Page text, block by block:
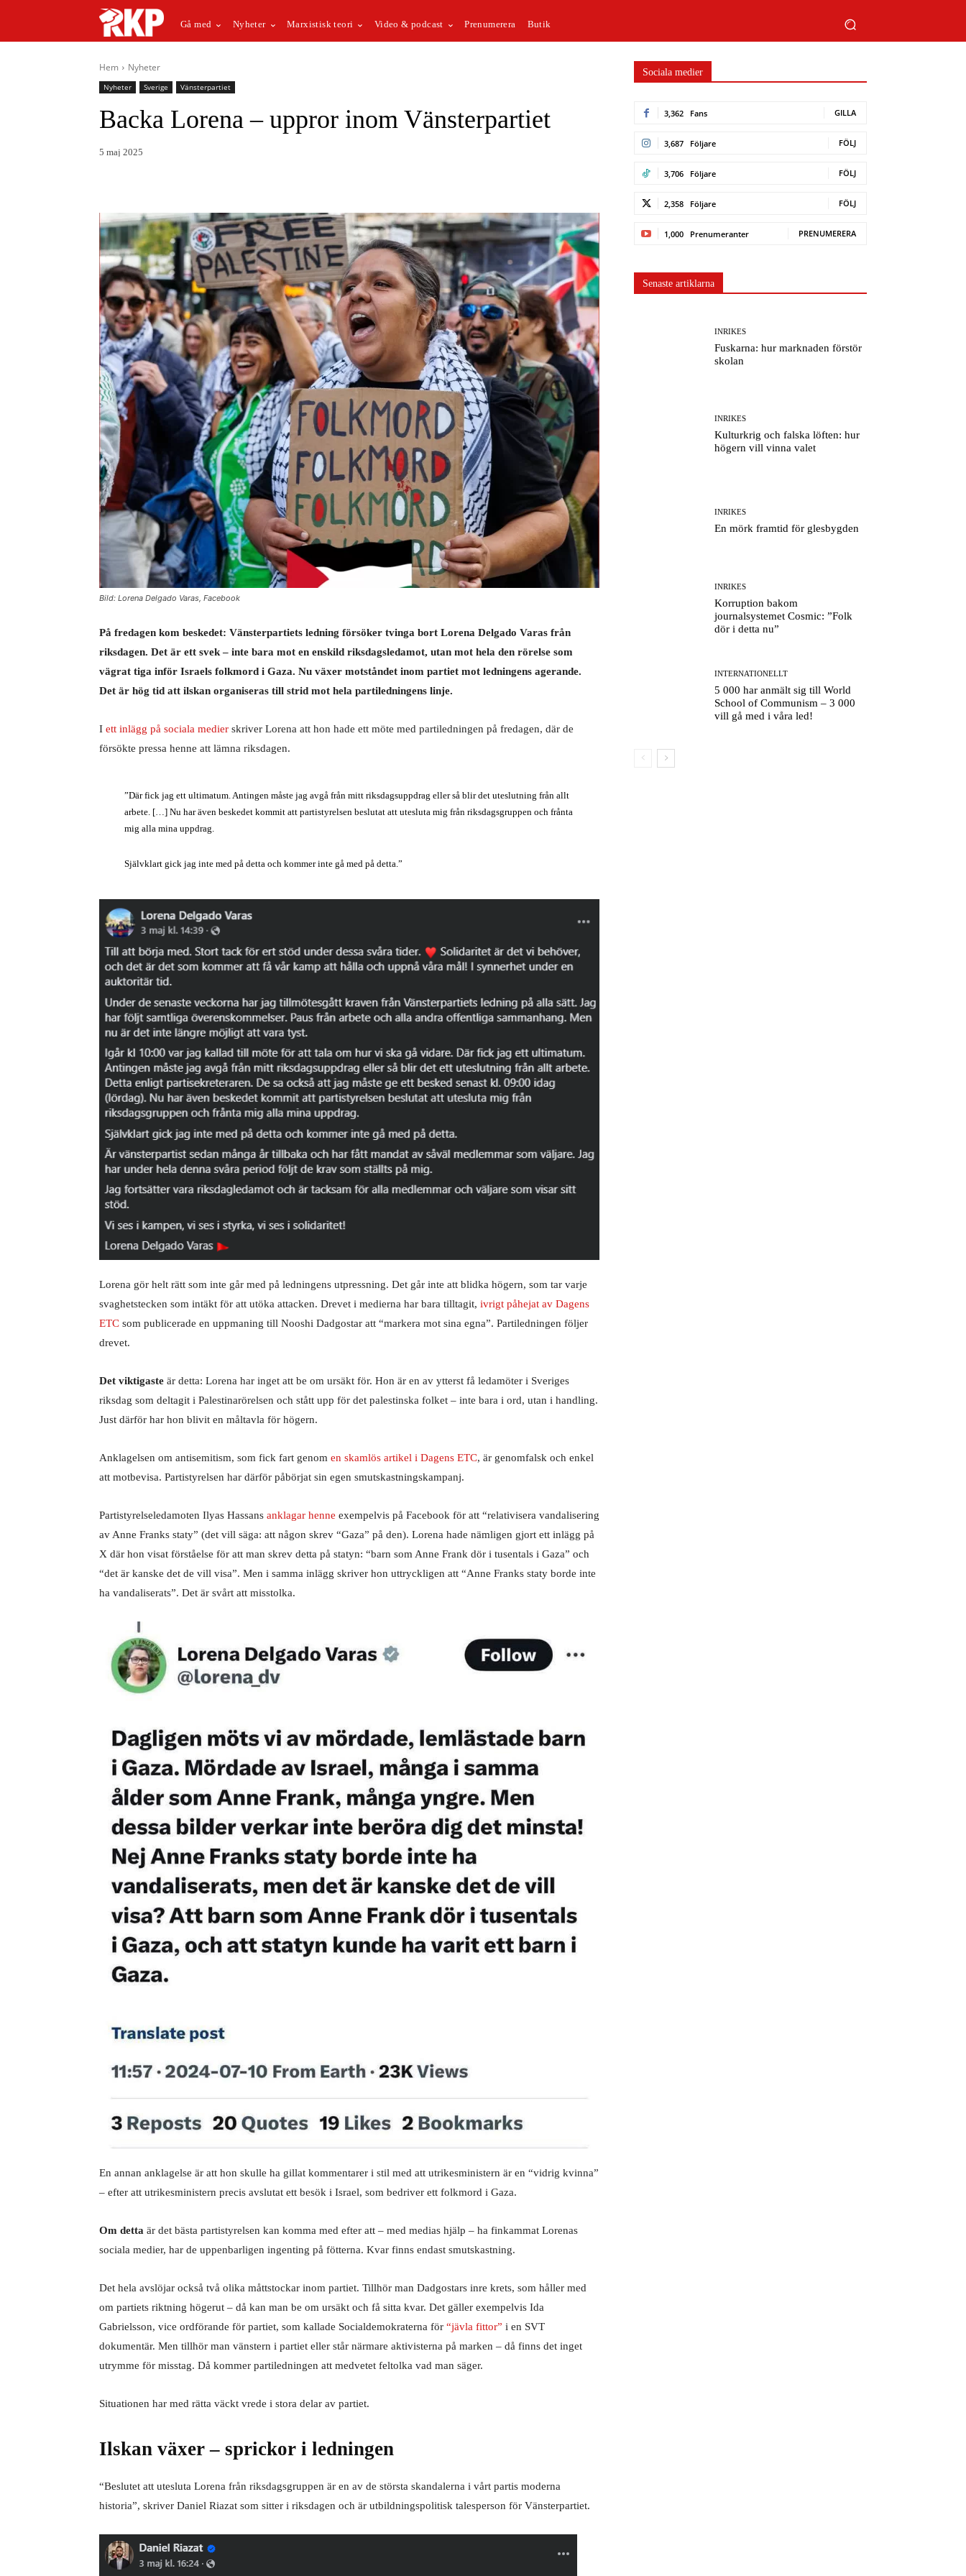
Gå med Nyheter Marxistisk teori Video & podcast Prenumerera Butik
Hem Nyheter
Nyheter Sverige Vänsterpartiet
Backa Lorena – uppror inom Vänsterpartiet
5 maj 2025
Bild: Lorena Delgado Varas, Facebook
På fredagen kom beskedet: Vänsterpartiets ledning försöker tvinga bort Lorena Delgado Varas från
riksdagen. Det är ett svek – inte bara mot en enskild riksdagsledamot, utan mot hela den rörelse som
vägrat tiga inför Israels folkmord i Gaza. Nu växer motståndet inom partiet mot ledningens agerande.
Det är hög tid att ilskan organiseras till strid mot hela partiledningens linje.
I ett inlägg på sociala medier skriver Lorena att hon hade ett möte med partiledningen på fredagen, där de
försökte pressa henne att lämna riksdagen.
”Där fick jag ett ultimatum. Antingen måste jag avgå från mitt riksdagsuppdrag eller så blir det uteslutning från allt
arbete. […] Nu har även beskedet kommit att partistyrelsen beslutat att utesluta mig från riksdagsgruppen och frånta
mig alla mina uppdrag.
Självklart gick jag inte med på detta och kommer inte gå med på detta.”
Lorena gör helt rätt som inte går med på ledningens utpressning. Det går inte att blidka högern, som tar varje
svaghetstecken som intäkt för att utöka attacken. Drevet i medierna har bara tilltagit, ivrigt påhejat av Dagens
ETC som publicerade en uppmaning till Nooshi Dadgostar att “markera mot sina egna”. Partiledningen följer
drevet.
Det viktigaste är detta: Lorena har inget att be om ursäkt för. Hon är en av ytterst få ledamöter i Sveriges
riksdag som deltagit i Palestinarörelsen och stått upp för det palestinska folket – inte bara i ord, utan i handling.
Just därför har hon blivit en måltavla för högern.
Anklagelsen om antisemitism, som fick fart genom en skamlös artikel i Dagens ETC, är genomfalsk och enkel
att motbevisa. Partistyrelsen har därför påbörjat sin egen smutskastningskampanj.
Partistyrelseledamoten Ilyas Hassans anklagar henne exempelvis på Facebook för att “relativisera vandalisering
av Anne Franks staty” (det vill säga: att någon skrev “Gaza” på den). Lorena hade nämligen gjort ett inlägg på
X där hon visat förståelse för att man skrev detta på statyn: “barn som Anne Frank dör i tusentals i Gaza” och
“det är kanske det de vill visa”. Men i samma inlägg skriver hon uttryckligen att “Anne Franks staty borde inte
ha vandaliserats”. Det är svårt att misstolka.
En annan anklagelse är att hon skulle ha gillat kommentarer i stil med att utrikesministern är en “vidrig kvinna”
– efter att utrikesministern precis avslutat ett besök i Israel, som bedriver ett folkmord i Gaza.
Om detta är det bästa partistyrelsen kan komma med efter att – med medias hjälp – ha finkammat Lorenas
sociala medier, har de uppenbarligen ingenting på fötterna. Kvar finns endast smutskastning.
Det hela avslöjar också två olika måttstockar inom partiet. Tillhör man Dadgostars inre krets, som håller med
om partiets riktning högerut – då kan man be om ursäkt och få sitta kvar. Det gäller exempelvis Ida
Gabrielsson, vice ordförande för partiet, som kallade Socialdemokraterna för “jävla fittor” i en SVT
dokumentär. Men tillhör man vänstern i partiet eller står närmare aktivisterna på marken – då finns det inget
utrymme för misstag. Då kommer partiledningen att medvetet feltolka vad man säger.
Situationen har med rätta väckt vrede i stora delar av partiet.
Ilskan växer – sprickor i ledningen
“Beslutet att utesluta Lorena från riksdagsgruppen är en av de största skandalerna i vårt partis moderna
historia”, skriver Daniel Riazat som sitter i riksdagen och är utbildningspolitisk talesperson för Vänsterpartiet.
Sociala medier
3,362 Fans GILLA
3,687 Följare FÖLJ
3,706 Följare FÖLJ
2,358 Följare FÖLJ
1,000 Prenumeranter PRENUMERERA
Senaste artiklarna
INRIKES
Fuskarna: hur marknaden förstör
skolan
INRIKES
Kulturkrig och falska löften: hur
högern vill vinna valet
INRIKES
En mörk framtid för glesbygden
INRIKES
Korruption bakom
journalsystemet Cosmic: ”Folk
dör i detta nu”
INTERNATIONELLT
5 000 har anmält sig till World
School of Communism – 3 000
vill gå med i våra led!